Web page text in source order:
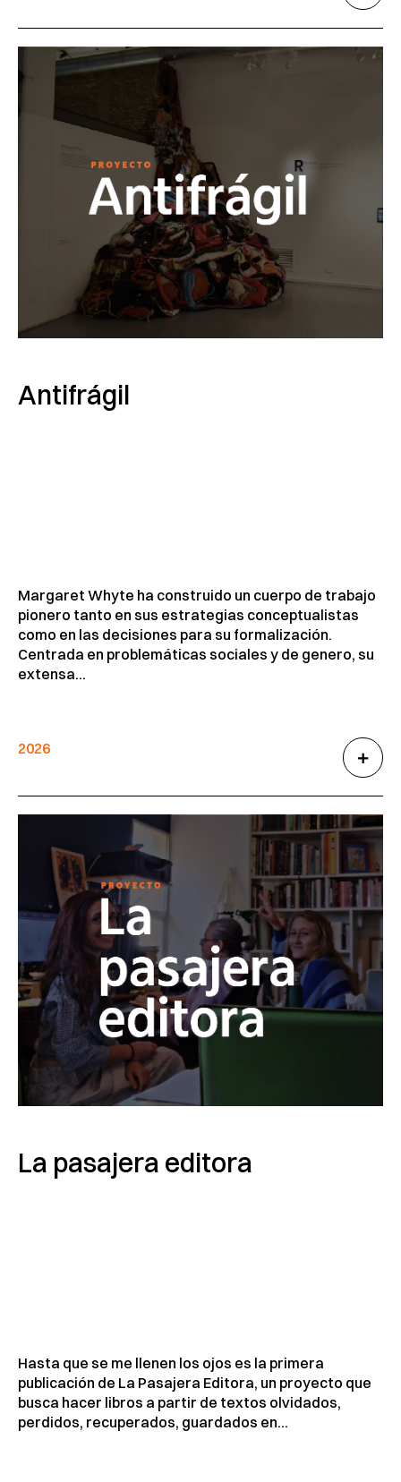
Antifrágil
Margaret Whyte ha construido un cuerpo de trabajo
pionero tanto en sus estrategias conceptualistas
como en las decisiones para su formalización.
Centrada en problemáticas sociales y de genero, su
extensa...
2026
La pasajera editora
Hasta que se me llenen los ojos es la primera
publicación de La Pasajera Editora, un proyecto que
busca hacer libros a partir de textos olvidados,
perdidos, recuperados, guardados en...